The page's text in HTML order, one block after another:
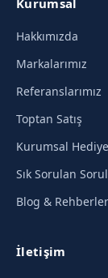
Hakkımızda
Markalarımız
Referanslarımız
Toptan Satış
Kurumsal Hediye
Sık Sorulan
Blog & Rehberler
İletişim